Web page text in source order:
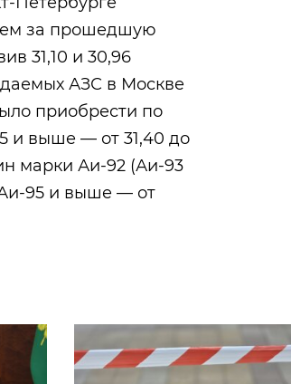
за прошедшую
31,10 и 30,96
АЗС в Москве
приобрести по
и выше — от 31,40 до
марки Аи-92 (Аи-93
95 и выше — от